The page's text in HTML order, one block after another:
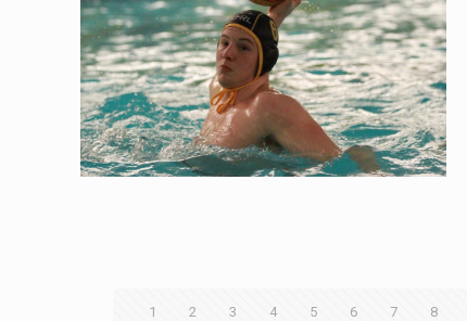
1 2 3 4 5 6 7 8